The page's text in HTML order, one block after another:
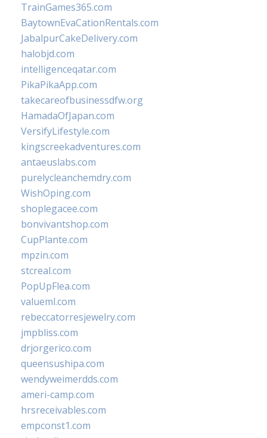
TrainGames365.com
BaytownEvaCationRentals.com
JabalpurCakeDelivery.com
halobjd.com
intelligenceqatar.com
PikaPikaApp.com
takecareofbusinessdfw.org
HamadaOfJapan.com
VersifyLifestyle.com
kingscreekadventures.com
antaeuslabs.com
purelycleanchemdry.com
WishOping.com
shoplegacee.com
bonvivantshop.com
CupPlante.com
mpzin.com
stcreal.com
PopUpFlea.com
valueml.com
rebeccatorresjewelry.com
jmpbliss.com
drjorgerico.com
queensushipa.com
wendyweimerdds.com
ameri-camp.com
hrsreceivables.com
empconst1.com